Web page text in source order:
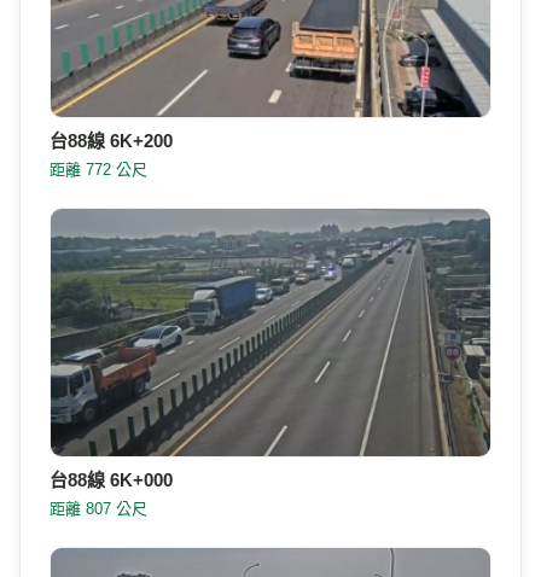
台88線 6K+200
距離 772 公尺
台88線 6K+000
距離 807 公尺